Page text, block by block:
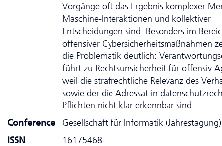
Vorgänge oft das Ergebnis komplexer
Maschine-Interaktionen und kollektiver
Entscheidungen sind. Besonders im
offensiver Cybersicherheitsmaßnahmen
die Problematik deutlich:
führt zu Rechtsunsicherheit für offensiv
weil die strafrechtliche Relevanz des
sowie der:die Adressat:in
Pflichten nicht klar erkennbar sind.
Conference
Gesellschaft für Informatik
ISSN
16175468